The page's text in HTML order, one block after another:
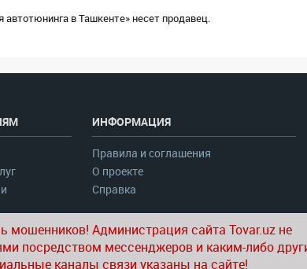
в Ташкенте» несет продавец.
ИНФОРМАЦИЯ
Правила и соглашения
О проекте
Справка
мошенников! Администрация сайта Tovar.uz не
посредством мессенджеров и каким-либо
каналы связи указаны на сайте!